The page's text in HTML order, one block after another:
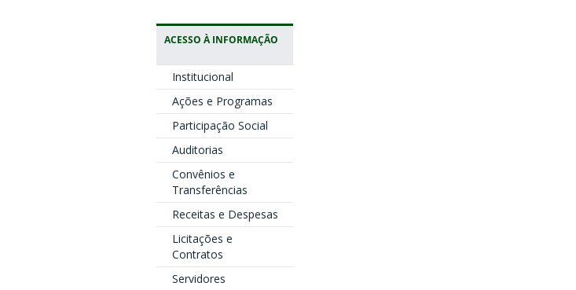
ACESSO À INFORMAÇÃO
Institucional
Ações e Programas
Participação Social
Auditorias
Convênios e
Transferências
Receitas e Despesas
Licitações e
Contratos
Servidores